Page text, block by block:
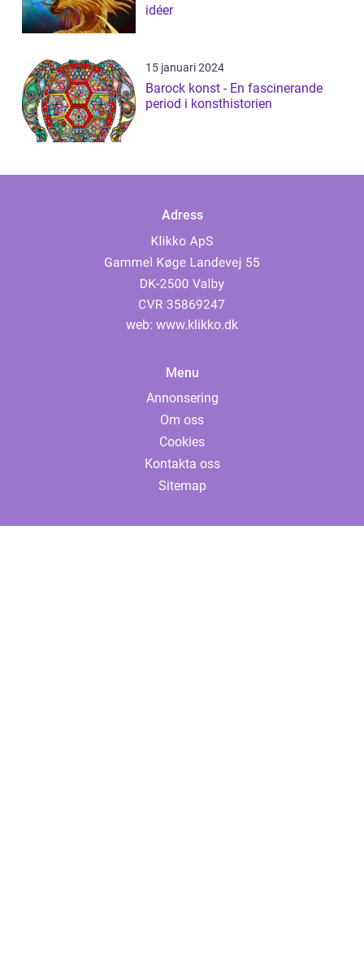
idéer
15 januari 2024
Barock konst - En fascinerande
period i konsthistorien
Adress
web: www.klikko.dk
Menu
Annonsering
Om oss
Cookies
Kontakta oss
Sitemap